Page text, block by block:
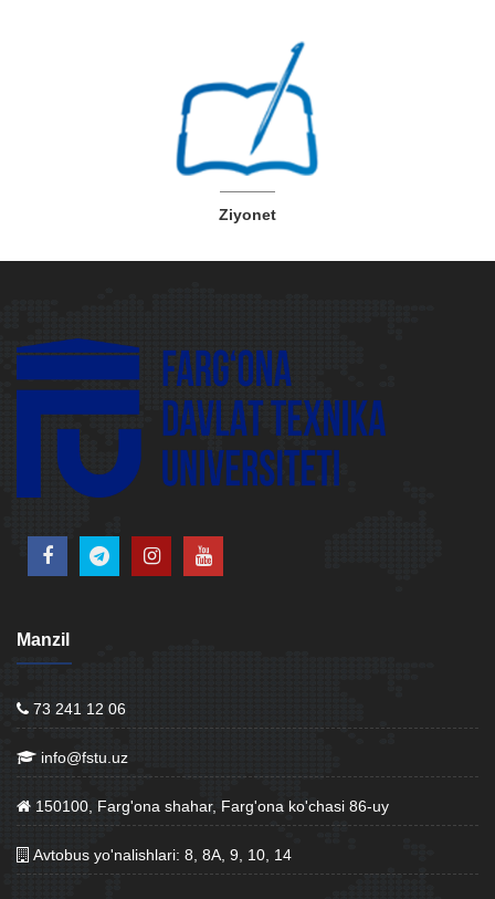
Ziyonet
Manzil
73 241 12 06
info@fstu.uz
150100, Farg'ona shahar, Farg'ona ko'chasi 86-uy
Avtobus yo'nalishlari: 8, 8A, 9, 10, 14